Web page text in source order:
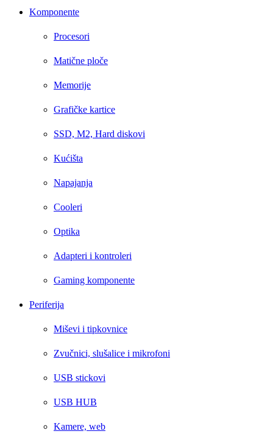
Komponente
Procesori
Matične ploče
Memorije
Grafičke kartice
SSD, M2, Hard diskovi
Kućišta
Napajanja
Cooleri
Optika
Adapteri i kontroleri
Gaming komponente
Periferija
Miševi i tipkovnice
Zvučnici, slušalice i mikrofoni
USB stickovi
USB HUB
Kamere, web